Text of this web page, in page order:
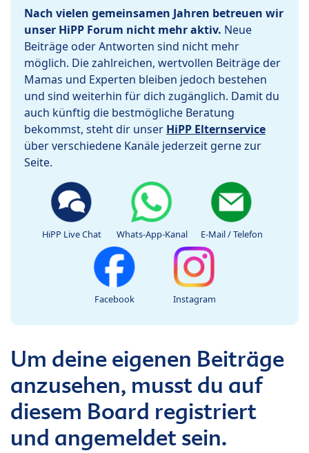
Nach vielen gemeinsamen Jahren betreuen wir
unser HiPP Forum nicht mehr aktiv. Neue
Beiträge oder Antworten sind nicht mehr
möglich. Die zahlreichen, wertvollen Beiträge der
Mamas und Experten bleiben jedoch bestehen
und sind weiterhin für dich zugänglich. Damit du
auch künftig die bestmögliche Beratung
bekommst, steht dir unser HiPP Elternservice
über verschiedene Kanäle jederzeit gerne zur
Seite.
HiPP Live Chat Whats-App-Kanal E-Mail / Telefon
Facebook Instagram
Um deine eigenen Beiträge
anzusehen, musst du auf
diesem Board registriert
und angemeldet sein.